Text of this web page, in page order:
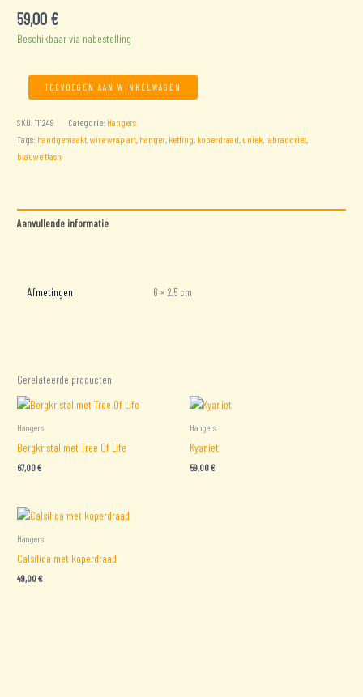
59,00 €
Beschikbaar via nabestelling
Hanger
met
Labradoriet
uit
Madagaskar
flash
TOEVOEGEN AAN WINKELWAGEN
SKU:111249 Categorie: Hangers
Tags: handgemaakt ,wire wrap art hanger ketting koperdraad uniek labradoriet
blauwe flash
Aanvullende informatie
Afmetingen 6 × 2,5 cm
Gerelateerde producten
Hangers
Bergkristal met Tree Of Life
67,00€
Hangers
Kyaniet
59,00€
Hangers
Calsilica met koperdraad
49,00€